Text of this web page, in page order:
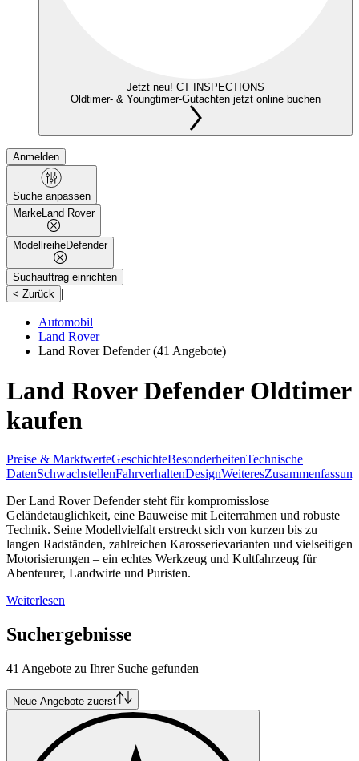
Jetzt neu! CT INSPECTIONS
Oldtimer- & Youngtimer-Gutachten jetzt online buchen
Anmelden
Suche anpassen
MarkeLand Rover
ModellreiheDefender
Suchauftrag einrichten
< Zurück |
Automobil
Land Rover
Land Rover Defender(41 Angebote)
Land Rover Defender Oldtimer
kaufen
Preise & MarktwerteGeschichteBesonderheitenTechnische
DatenSchwachstellenFahrverhaltenDesignWeiteresZusammenfassung
Der Land Rover Defender steht für kompromisslose
Geländetauglichkeit, eine Bauweise mit Leiterrahmen und robuste
Technik. Seine Modellvielfalt erstreckt sich von kurzen bis zu
langen Radständen, zahlreichen Karosserievarianten und vielseitigen
Motorisierungen – ein echtes Werkzeug und Kultfahrzeug für
Abenteurer, Landwirte und Puristen.
Weiterlesen
Suchergebnisse
41 Angebote zu Ihrer Suche gefunden
Neue Angebote zuerst